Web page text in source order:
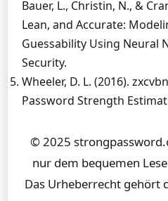
Bauer, L., Christin, N., &
Lean, and Accurate:
Guessability Using Neural
Security.
Wheeler, D. L. (2016).
Password Strength
© 2025
nur dem bequemen
Das Urheberrecht gehört